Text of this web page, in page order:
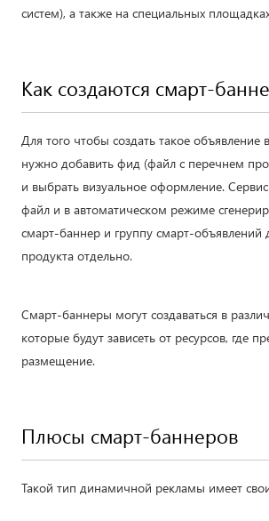
систем), а также на специальных
Как создаются смарт-
Для того чтобы создать такое объявление
нужно добавить фид (файл с перечнем
и выбрать визуальное оформление.
файл и в автоматическом режиме
смарт-баннер и группу смарт-объявлений
продукта отдельно.
Смарт-баннеры могут создаваться в
которые будут зависеть от ресурсов, где
размещение.
Плюсы смарт-баннеров
Такой тип динамичной рекламы имеет